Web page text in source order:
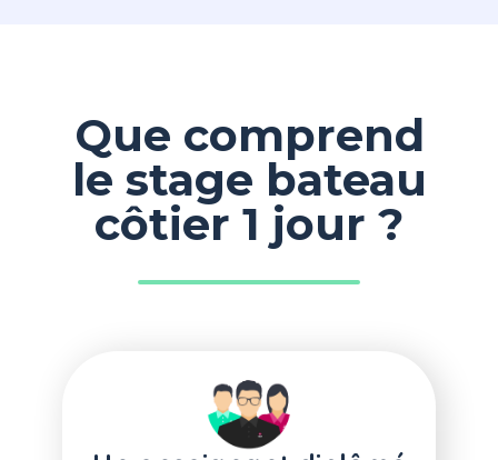
Que comprend
le stage bateau
côtier 1 jour ?